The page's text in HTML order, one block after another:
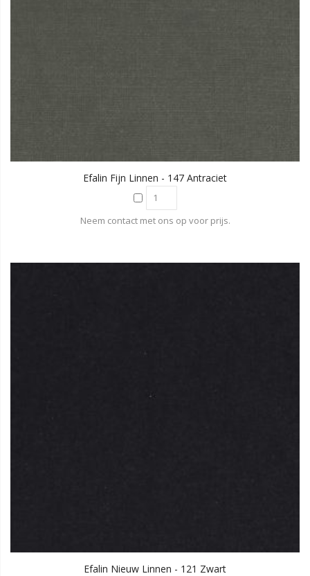
Efalin Fijn Linnen - 147 Antraciet
Neem contact met ons op voor prijs.
Efalin Nieuw Linnen - 121 Zwart